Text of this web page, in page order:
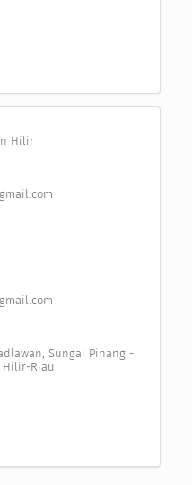
Hilir
Sungai Pinang -
Hilir-Riau